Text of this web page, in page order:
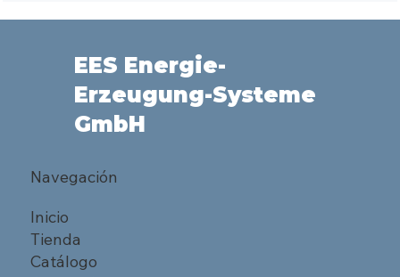
EES Energie-
Erzeugung-Systeme
GmbH
Navegación
Inicio
Tienda
Catálogo